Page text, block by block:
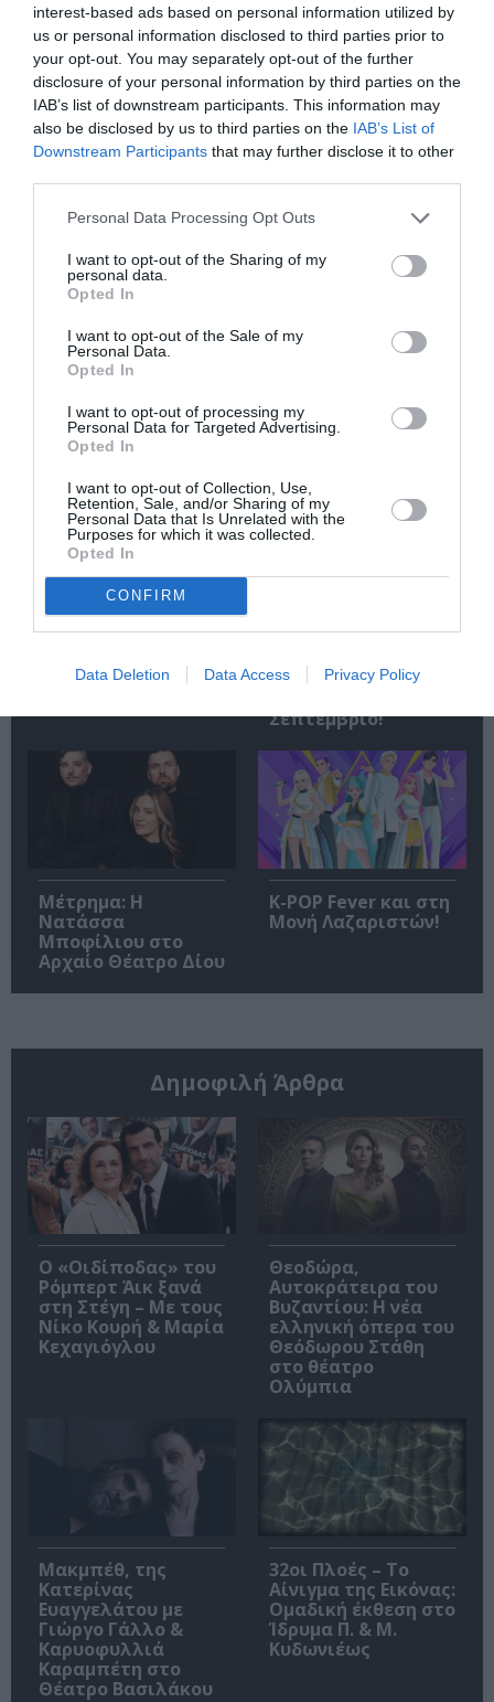
interest-based ads based on personal information utilized by
us or personal information disclosed to third parties prior to
your opt-out. You may separately opt-out of the further
disclosure of your personal information by third parties on the
IAB’s list of downstream participants. This information may
also be disclosed by us to third parties on the IAB’s List of
Downstream Participants that may further disclose it to other
Personal Data Processing Opt Outs
I want to opt-out of the Sharing of my
personal data.
Opted In
I want to opt-out of the Sale of my
Personal Data.
Opted In
I want to opt-out of processing my
Personal Data for Targeted Advertising.
Opted In
I want to opt-out of Collection, Use,
Retention, Sale, and/or Sharing of my
Personal Data that Is Unrelated with the
Purposes for which it was collected.
Opted In
CONFIRM
Data Deletion Data Access Privacy Policy
JAZZ - BLUES - ETHNIC
ΝΙΚΟΣ ΤΟΥΛΙΑΤΟΣ
ΣΥΝΑΥΛΙΕΣ 2024
Newsletter
Κάθε βδομάδα στο e-mail σας τα τελευταία νέα για
την Τέχνη και τον Πολιτισμό!
Σχετικά Άρθρα
Σταύρος Ξαρχάκος:
Ταξίδι στο φως στο
Τεχνόπολη 2026
δυναμικό
Σεπτέμβριο!
Μέτρημα: Η
Νατάσσα
Μποφίλιου στο
Αρχαίο Θέατρο Δίου
K-POP Fever και στη
Μονή Λαζαριστών!
Δημοφιλή Άρθρα
O «Οιδίποδας» του
Ρόμπερτ Άικ ξανά
στη Στέγη – Με τους
Νίκο Κουρή & Μαρία
Κεχαγιόγλου
Θεοδώρα,
Αυτοκράτειρα του
Βυζαντίου: Η νέα
ελληνική όπερα του
Θεόδωρου Στάθη
στο θέατρο
Ολύμπια
Μακμπέθ, της
Κατερίνας
Ευαγγελάτου με
Γιώργο Γάλλο &
Καρυοφυλλιά
Καραμπέτη στο
Θέατρο Βασιλάκου
32οι Πλοές – Το
Αίνιγμα της Εικόνας:
Ομαδική έκθεση στο
Ίδρυμα Π. & Μ.
Κυδωνιέως